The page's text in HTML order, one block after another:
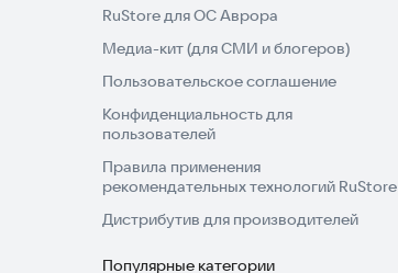
RuStore для ОС Аврора
Медиа-кит (для СМИ и блогеров)
Пользовательское соглашение
Конфиденциальность для
пользователей
Правила применения
рекомендательных технологий RuStore
Дистрибутив для производителей
Популярные категории